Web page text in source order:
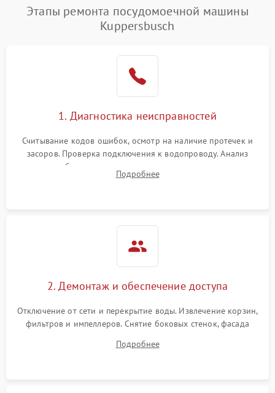
Проблемы с набором
воды
1800 ₽ Подробнее →
1700 ₽
циркуляционным насосом
2100 ₽ Подробнее →
Этапы ремонта посудомоечной машины
Kuppersbusch
1. Диагностика неисправностей
Считывание кодов ошибок, осмотр на наличие протечек и
засоров. Проверка подключения к водопроводу. Анализ
жалоб на отсутствие слива, нагрева, вращения
разбрызгивателей или срабатывание системы защиты
Подробнее
2. Демонтаж и обеспечение доступа
Отключение от сети и перекрытие воды. Извлечение корзин,
фильтров и импеллеров. Снятие боковых стенок, фасада
циркуляционному насосу, ТЭНу и сливной помпе.
Подробнее